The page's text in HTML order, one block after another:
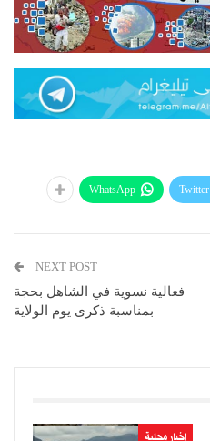
Twitter
WhatsApp
NEXT POST
فعالية نسوية في الشاهل بحجة
بمناسبة ذكرى يوم الولاية